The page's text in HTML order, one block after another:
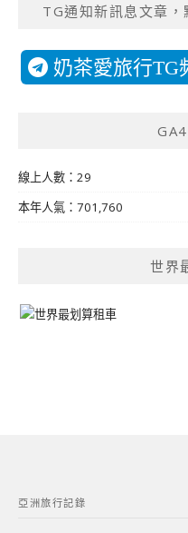
TG通知新訊息文章，
奶茶愛旅行TG
線上人數：29
本年人氣：701,760
世界
亞洲旅行記錄